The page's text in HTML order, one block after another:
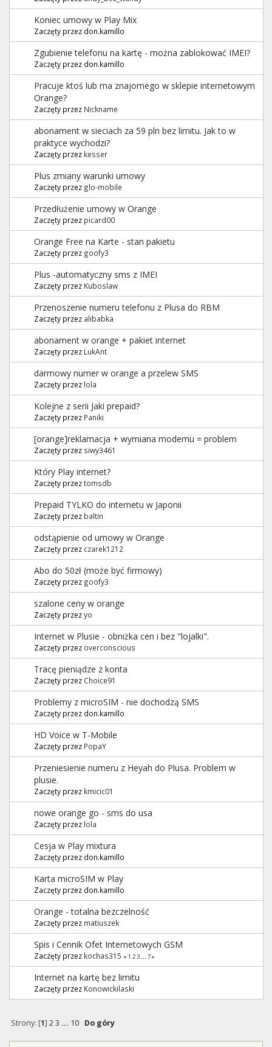
Koniec umowy w Play Mix
Zaczęty przez don.kamillo
Zgubienie telefonu na kartę - można zablokować IMEI?
Zaczęty przez don.kamillo
Pracuje ktoś lub ma znajomego w sklepie internetowym
Orange?
Zaczęty przez Nickname
abonament w sieciach za 59 pln bez limitu. Jak to w
praktyce wychodzi?
Zaczęty przez kesser
Plus zmiany warunki umowy
Zaczęty przez glo-mobile
Przedłużenie umowy w Orange
Zaczęty przez picard00
Orange Free na Karte - stan pakietu
Zaczęty przez goofy3
Plus -automatyczny sms z IMEI
Zaczęty przez Kuboslaw
Przenoszenie numeru telefonu z Plusa do RBM
Zaczęty przez alibabka
abonament w orange + pakiet internet
Zaczęty przez LukAnt
darmowy numer w orange a przelew SMS
Zaczęty przez lola
Kolejne z serii Jaki prepaid?
Zaczęty przez Paniki
[orange]reklamacja + wymiana modemu = problem
Zaczęty przez siwy3461
Który Play internet?
Zaczęty przeztomsdb
Prepaid TYLKO do internetu w Japonii
Zaczęty przez baltin
odstąpienie od umowy w Orange
Zaczęty przez czarek1212
Abo do 50zł (może być firmowy)
Zaczęty przez goofy3
szalone ceny w orange
Zaczęty przezyo
Internet w Plusie - obniżka cen i bez "lojalki".
Zaczęty przez overconscious
Tracę pieniądze z konta
Zaczęty przez Choice91
Problemy z microSIM - nie dochodzą SMS
Zaczęty przez don.kamillo
HD Voice w T-Mobile
Zaczęty przez PopaY
Przeniesienie numeru z Heyah do Plusa. Problem w
plusie.
Zaczęty przez kmicic01
nowe orange go - sms do usa
Zaczęty przez lola
Cesja w Play mixtura
Zaczęty przez don.kamillo
Karta microSIM w Play
Zaczęty przez don.kamillo
Orange - totalna bezczelność
Zaczęty przez matiuszek
Spis i Cennik Ofet Internetowych GSM
Zaczęty przez kochas315 « 1 23... 7»
Internet na kartę bez limitu
Zaczęty przez Konowickilaski
Strony: [1] 2 3 ... 10 Do góry